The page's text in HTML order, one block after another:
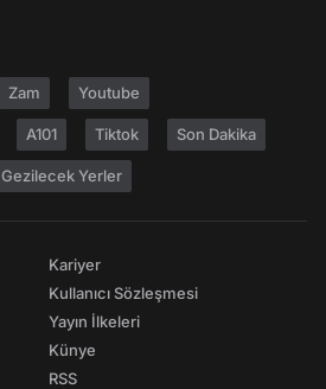
Zam Youtube
A101 Tiktok Son Dakika
Gezilecek Yerler
Kariyer
Kullanıcı Sözleşmesi
Yayın İlkeleri
Künye
RSS